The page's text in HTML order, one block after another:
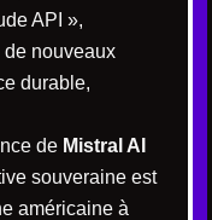
API »,
nouveaux
durable,
de Mistral AI
souveraine est
américaine à